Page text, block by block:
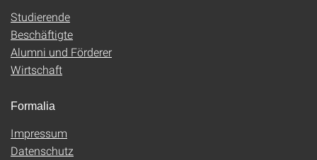
Studierende
Beschäftigte
Alumni und Förderer
Wirtschaft
Formalia
Impressum
Datenschutz